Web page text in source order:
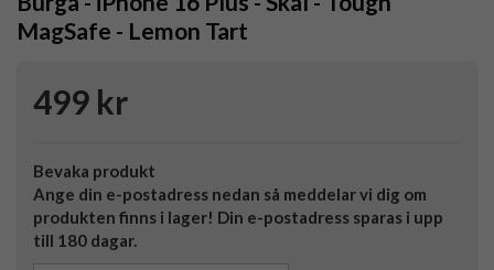
MagSafe - Lemon Tart
499 kr
Bevaka produkt
Ange din e-postadress nedan så meddelar vi dig om
produkten finns i lager! Din e-postadress sparas i upp
till 180 dagar.